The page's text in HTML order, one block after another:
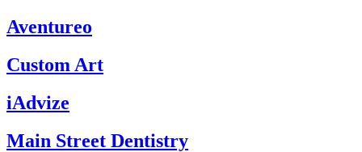
Aventureo
Custom Art
iAdvize
Main Street Dentistry